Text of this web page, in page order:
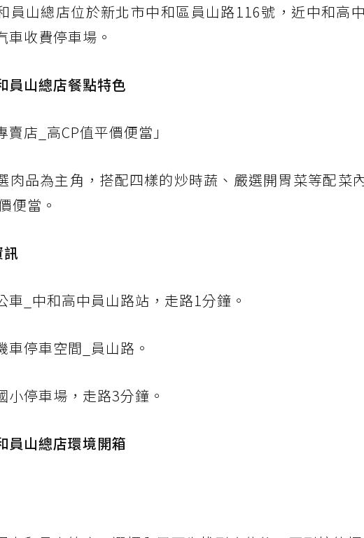
員山總店位於新北市中和區員山路116號，近中和高
車收費停車場。
員山總店餐點特色
賣店_高CP值平價便當」
肉品為主角，搭配四樣的炒時蔬、嚴選開胃菜等配菜
便當。
車_中和高中員山路站，走路1分鐘。
車停車空間_員山路。
小停車場，走路3分鐘。
員山總店環境開箱